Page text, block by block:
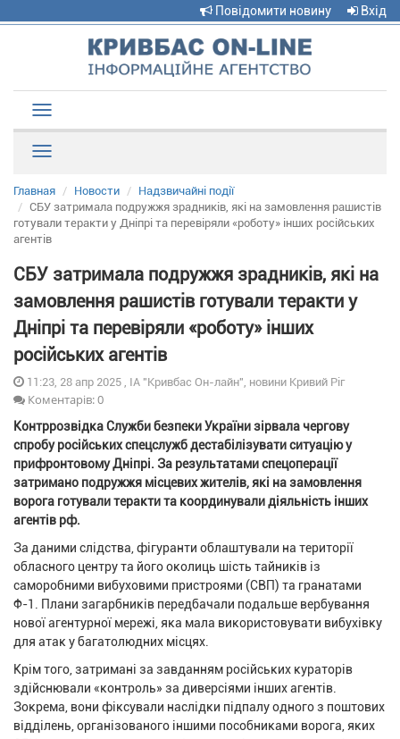
Повідомити новину Вхід
navigation
Главная Новости
Надзвичайні події
СБУ затримала подружжя зрадників, які на замовлення рашистів
готували теракти у Дніпрі та перевіряли «роботу» інших російських
агентів
СБУ затримала подружжя зрадників, які на
замовлення рашистів готували теракти у
Дніпрі та перевіряли «роботу» інших
російських агентів
11:23, 28 апр 2025 , ІА "Кривбас Он-лайн", новини Кривий Ріг
Коментарів: 0
Контррозвідка Служби безпеки України зірвала чергову
спробу російських спецслужб дестабілізувати ситуацію у
прифронтовому Дніпрі. За результатами спецоперації
затримано подружжя місцевих жителів, які на замовлення
ворога готували теракти та координували діяльність інших
агентів рф.
За даними слідства, фігуранти облаштували на території
обласного центру та його околиць шість тайників із
саморобними вибуховими пристроями (СВП) та гранатами
Ф-1. Плани загарбників передбачали подальше вербування
нової агентурної мережі, яка мала використовувати вибухівку
для атак у багатолюдних місцях.
Крім того, затримані за завданням російських кураторів
здійснювали «контроль» за диверсіями інших агентів.
Зокрема, вони фіксували наслідки підпалу одного з поштових
відділень, організованого іншими пособниками ворога, яких